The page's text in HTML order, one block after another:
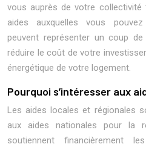
vous auprès de votre
aides auxquelles vous
peuvent représenter un coup
réduire le coût de votre
énergétique de votre logement.
Pourquoi s’intéresser aux
Les aides locales et régionales
aux aides nationales pour la
soutiennent financièrement